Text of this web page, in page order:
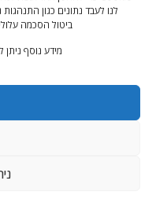
לנו לעבד נתונים כגון
ביטול הסכמה
מידע נוסף ניתן